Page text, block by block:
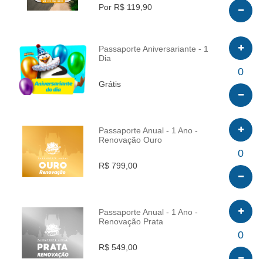
Por R$ 119,90
INFO
Passaporte Aniversariante - 1
Dia
Grátis
0
INFO
Passaporte Anual - 1 Ano -
Renovação Ouro
R$ 799,00
0
INFO
Passaporte Anual - 1 Ano -
Renovação Prata
R$ 549,00
0